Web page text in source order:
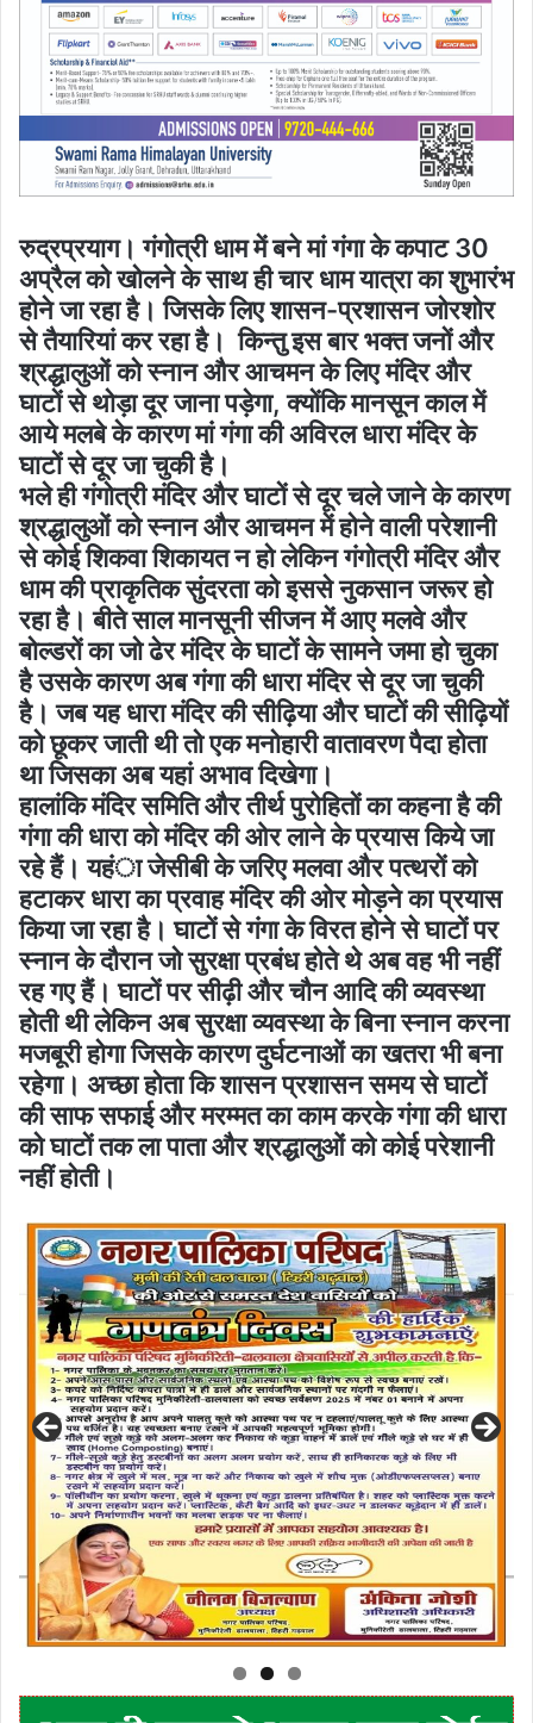
रुद्रप्रयाग। गंगोत्री धाम में बने मां गंगा के कपाट 30
अप्रैल को खोलने के साथ ही चार धाम यात्रा का शुभारंभ
होने जा रहा है। जिसके लिए शासन-प्रशासन जोरशोर
से तैयारियां कर रहा है। किन्तु इस बार भक्त जनों और
श्रद्धालुओं को स्नान और आचमन के लिए मंदिर और
घाटों से थोड़ा दूर जाना पड़ेगा, क्योंकि मानसून काल में
आये मलबे के कारण मां गंगा की अविरल धारा मंदिर के
घाटों से दूर जा चुकी है।
भले ही गंगोत्री मंदिर और घाटों से दूर चले जाने के कारण
श्रद्धालुओं को स्नान और आचमन में होने वाली परेशानी
से कोई शिकवा शिकायत न हो लेकिन गंगोत्री मंदिर और
धाम की प्राकृतिक सुंदरता को इससे नुकसान जरूर हो
रहा है। बीते साल मानसूनी सीजन में आए मलवे और
बोल्डरों का जो ढेर मंदिर के घाटों के सामने जमा हो चुका
है उसके कारण अब गंगा की धारा मंदिर से दूर जा चुकी
है। जब यह धारा मंदिर की सीढ़िया और घाटों की सीढ़ियों
को छूकर जाती थी तो एक मनोहारी वातावरण पैदा होता
था जिसका अब यहां अभाव दिखेगा।
हालांकि मंदिर समिति और तीर्थ पुरोहितों का कहना है की
गंगा की धारा को मंदिर की ओर लाने के प्रयास किये जा
रहे हैं। यहंा जेसीबी के जरिए मलवा और पत्थरों को
हटाकर धारा का प्रवाह मंदिर की ओर मोड़ने का प्रयास
किया जा रहा है। घाटों से गंगा के विरत होने से घाटों पर
स्नान के दौरान जो सुरक्षा प्रबंध होते थे अब वह भी नहीं
रह गए हैं। घाटों पर सीढ़ी और चौन आदि की व्यवस्था
होती थी लेकिन अब सुरक्षा व्यवस्था के बिना स्नान करना
मजबूरी होगा जिसके कारण दुर्घटनाओं का खतरा भी बना
रहेगा। अच्छा होता कि शासन प्रशासन समय से घाटों
की साफ सफाई और मरम्मत का काम करके गंगा की धारा
को घाटों तक ला पाता और श्रद्धालुओं को कोई परेशानी
नहीं होती।